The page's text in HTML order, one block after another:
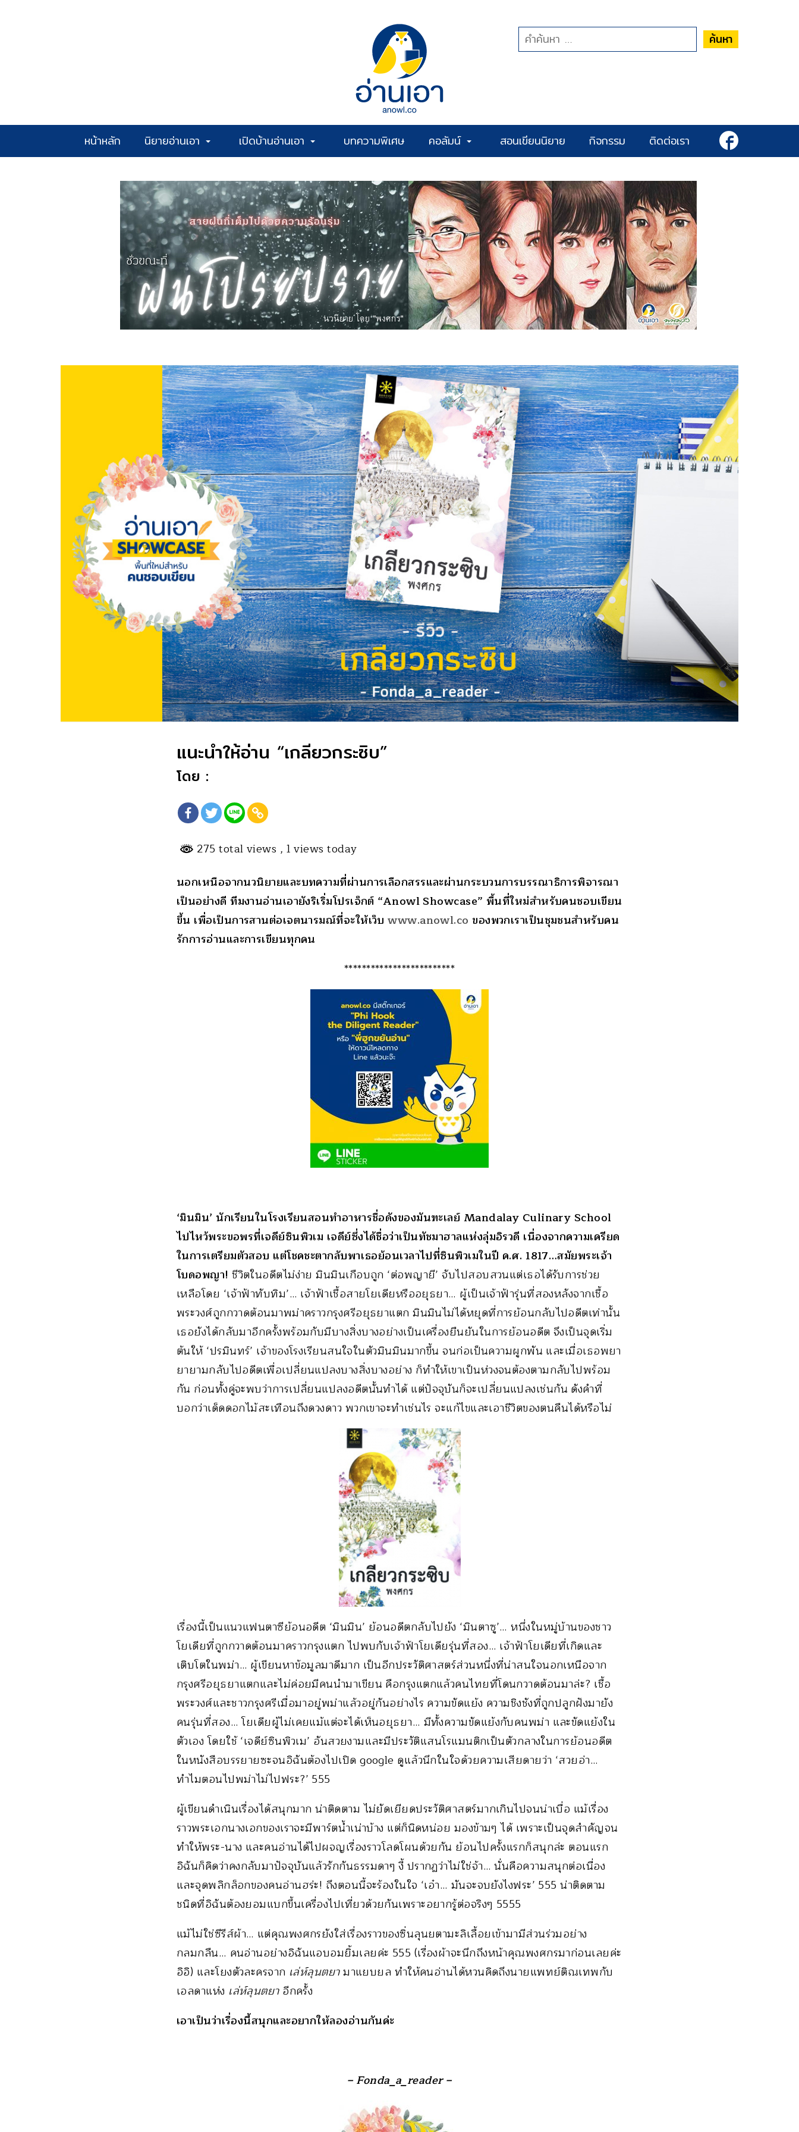
ค้นหา
หน้าหลัก นิยายอ่านเอา เปิดบ้านอ่านเอา บทความพิเศษ คอลัมน์ สอนเขียนนิยาย กิจกรรม ติดต่อเรา
แนะนำให้อ่าน “เกลียวกระซิบ”
โดย :
275 total views , 1 views today
นอกเหนือจากนวนิยายและบทความที่ผ่านการเลือกสรรและผ่านกระบวนการบรรณาธิการพิจารณา
เป็นอย่างดี ทีมงานอ่านเอายังริเริ่มโปรเจ็กต์ “Anowl Showcase” พื้นที่ใหม่สำหรับคนชอบเขียน
ขึ้น เพื่อเป็นการสานต่อเจตนารมณ์ที่จะให้เว็บ www.anowl.co ของพวกเราเป็นชุมชนสำหรับคน
รักการอ่านและการเขียนทุกคน
*************************
‘มินมิน’ นักเรียนในโรงเรียนสอนทำอาหารชื่อดังของมันฑะเลย์ Mandalay Culinary School
ไปไหว้พระขอพรที่เจดีย์ซินพิวเม เจดีย์ซึ่งได้ชื่อว่าเป็นทัชมาฮาลแห่งลุ่มอิรวดี เนื่องจากความเครียด
ในการเตรียมตัวสอบ แต่โชคชะตากลับพาเธอย้อนเวลาไปที่ซินพิวเมในปี ค.ศ. 1817…สมัยพระเจ้า
โบดอพญา! ชีวิตในอดีตไม่ง่าย มินมินเกือบถูก ‘ต่อพญายี’ จับไปสอบสวนแต่เธอได้รับการช่วย
เหลือโดย ‘เจ้าฟ้าทับทิม’… เจ้าฟ้าเชื้อสายโยเดียหรืออยุธยา… ผู้เป็นเจ้าฟ้ารุ่นที่สองหลังจากเชื้อ
พระวงศ์ถูกกวาดต้อนมาพม่าคราวกรุงศรีอยุธยาแตก มินมินไม่ได้หยุดที่การย้อนกลับไปอดีตเท่านั้น
เธอยังได้กลับมาอีกครั้งพร้อมกับมีบางสิ่งบางอย่างเป็นเครื่องยืนยันในการย้อนอดีต จึงเป็นจุดเริ่ม
ต้นให้ ‘ปรมินทร์’ เจ้าของโรงเรียนสนใจในตัวมินมินมากขึ้น จนก่อเป็นความผูกพัน และเมื่อเธอพยา
ยายามกลับไปอดีตเพื่อเปลี่ยนแปลงบางสิ่งบางอย่าง ก็ทำให้เขาเป็นห่วงจนต้องตามกลับไปพร้อม
กัน ก่อนทั้งคู่จะพบว่าการเปลี่ยนแปลงอดีตนั้นทำได้ แต่ปัจจุบันก็จะเปลี่ยนแปลงเช่นกัน ดังคำที่
บอกว่าเด็ดดอกไม้สะเทือนถึงดวงดาว พวกเขาจะทำเช่นไร จะแก้ไขและเอาชีวิตของตนคืนได้หรือไม่
เรื่องนี้เป็นแนวแฟนตาซีย้อนอดีต ‘มินมิน’ ย้อนอดีตกลับไปยัง ‘มินตาซู’… หนึ่งในหมู่บ้านของชาว
โยเดียที่ถูกกวาดต้อนมาคราวกรุงแตก ไปพบกับเจ้าฟ้าโยเดียรุ่นที่สอง… เจ้าฟ้าโยเดียที่เกิดและ
เติบโตในพม่า… ผู้เขียนหาข้อมูลมาดีมาก เป็นอีกประวัติศาสตร์ส่วนหนึ่งที่น่าสนใจนอกเหนือจาก
กรุงศรีอยุธยาแตกและไม่ค่อยมีคนนำมาเขียน คือกรุงแตกแล้วคนไทยที่โดนกวาดต้อนมาล่ะ? เชื้อ
พระวงศ์และชาวกรุงศรีเมื่อมาอยู่พม่าแล้วอยู่กันอย่างไร ความขัดแย้ง ความชิงชังที่ถูกปลูกฝังมายัง
คนรุ่นที่สอง… โยเดียผู้ไม่เคยแม้แต่จะได้เห็นอยุธยา… มีทั้งความขัดแย้งกับคนพม่า และขัดแย้งใน
ตัวเอง โดยใช้ ‘เจดีย์ซินพิวเม’ อันสวยงามและมีประวัติแสนโรแมนติกเป็นตัวกลางในการย้อนอดีต
ในหนังสือบรรยายซะจนอิฉันต้องไปเปิด google ดูแล้วนึกในใจด้วยความเสียดายว่า ‘สวยอ่า…
ทำไมตอนไปพม่าไม่ไปฟระ?’ 555
ผู้เขียนดำเนินเรื่องได้สนุกมาก น่าติดตาม ไม่ยัดเยียดประวัติศาสตร์มากเกินไปจนน่าเบื่อ แม้เรื่อง
ราวพระเอกนางเอกของเราจะมีพาร์ตน้ำเน่าบ้าง แต่ก็นิดหน่อย มองข้ามๆ ได้ เพราะเป็นจุดสำคัญจน
ทำให้พระ-นาง และคนอ่านได้ไปผจญเรื่องราวโลดโผนด้วยกัน ย้อนไปครั้งแรกก็สนุกล่ะ ตอนแรก
อิฉันก็คิดว่าคงกลับมาปัจจุบันแล้วรักกันธรรมดาๆ งี้ ปรากฏว่าไม่ใช่จ้า… นั่นคือความสนุกต่อเนื่อง
และจุดพลิกล็อกของคนอ่านฮร่ะ! ถึงตอนนี้จะร้องในใจ ‘เอ๋า… มันจะจบยังไงฟระ’ 555 น่าติดตาม
ชนิดที่อิฉันต้องยอมแบกขึ้นเครื่องไปเที่ยวด้วยกันเพราะอยากรู้ต่อจริงๆ 5555
แม้ไม่ใช่ซีรีส์ผ้า… แต่คุณพงศกรยังใส่เรื่องราวของซิ่นลุนยตามะลิเลื้อยเข้ามามีส่วนร่วมอย่าง
กลมกลืน… คนอ่านอย่างอิฉันแอบอมยิ้มเลยค่ะ 555 (เรื่องผ้าจะนึกถึงหน้าคุณพงศกรมาก่อนเลยค่ะ
อิอิ) และโยงตัวละครจาก เล่ห์ลุนตยามาแยบยล ทำให้คนอ่านได้หวนคิดถึงนายแพทย์ติณเทพกับ
เอลดาแห่ง เล่ห์ลุนตยาอีกครั้ง
เอาเป็นว่าเรื่องนี้สนุกและอยากให้ลองอ่านกันค่ะ
– Fonda_a_reader –